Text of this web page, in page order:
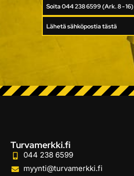
Soita 044 238 6599 (Ark. 8 - 16)
Lähetä sähköpostia tästä
Turvamerkki.fi
044 238 6599
myynti@turvamerkki.fi